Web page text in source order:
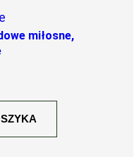
miłosne,